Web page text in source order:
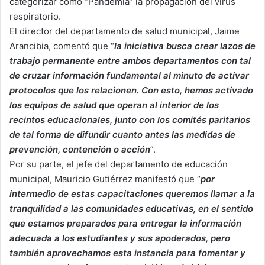
respiratorio.
El director del departamento de salud municipal, Jaime
Arancibia, comentó que “la iniciativa busca crear lazos de
trabajo permanente entre ambos departamentos con tal
de cruzar información fundamental al minuto de activar
protocolos que los relacionen. Con esto, hemos activado
los equipos de salud que operan al interior de los
recintos educacionales, junto con los comités paritarios
de tal forma de difundir cuanto antes las medidas de
prevención, contención o acción”.
Por su parte, el jefe del departamento de educación
municipal, Mauricio Gutiérrez manifestó que “por
intermedio de estas capacitaciones queremos llamar a la
tranquilidad a las comunidades educativas, en el sentido
que estamos preparados para entregar la información
adecuada a los estudiantes y sus apoderados, pero
también aprovechamos esta instancia para fomentar y